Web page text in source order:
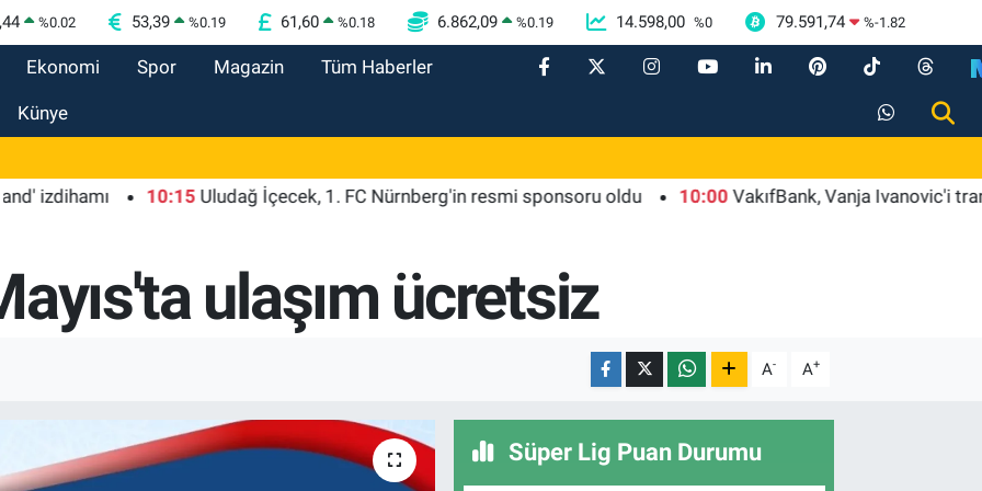
%0.02 53,39 %0.19 61,60 %0.18 6.862,09 %0.19 14.598,00 %0 79.591,74 %-1.82
Ekonomi Spor Magazin Tüm Haberler
Künye
10:15 Uludağ İçecek, 1. FC Nürnberg'in resmi sponsoru oldu 10:00 VakıfBank, Vanja Ivanovic'i transfer
ulaşım ücretsiz
A- A+
Süper Lig Puan Durumu